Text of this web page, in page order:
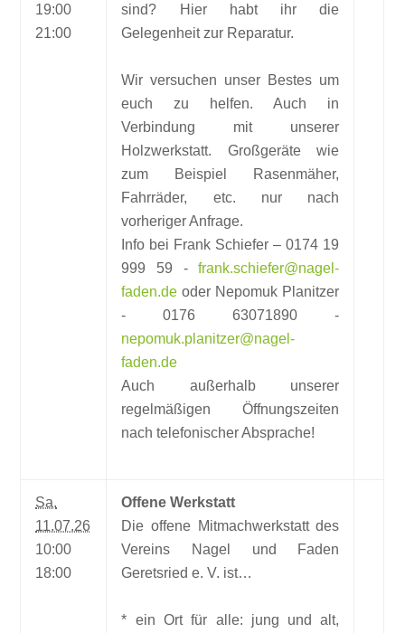
19:00
21:00
sind? Hier habt ihr die
Gelegenheit zur Reparatur.
Wir versuchen unser Bestes um
euch zu helfen. Auch in
Verbindung mit unserer
Holzwerkstatt. Großgeräte wie
zum Beispiel Rasenmäher,
Fahrräder, etc. nur nach
vorheriger Anfrage.
Info bei Frank Schiefer – 0174 19
999 59 -frank.schiefer@nagel-
faden.de oder Nepomuk Planitzer
- 0176 63071890 -
nepomuk.planitzer@nagel-
faden.de
Auch außerhalb unserer
regelmäßigen Öffnungszeiten
nach telefonischer Absprache!
Sa.
11.07.26
10:00
18:00
Offene Werkstatt
Die offene Mitmachwerkstatt des
Vereins Nagel und Faden
Geretsried e. V. ist…
* ein Ort für alle: jung und alt,